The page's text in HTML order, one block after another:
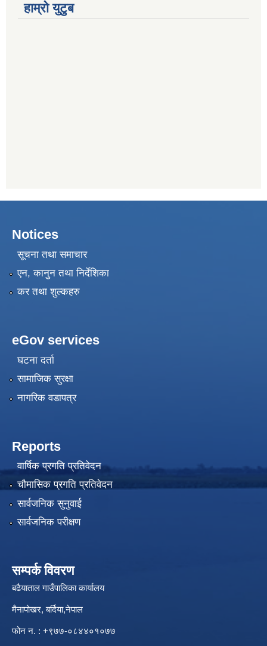
हाम्रो युटुब
Notices
सूचना तथा समाचार
एन, कानुन तथा निर्देशिका
कर तथा शुल्कहरु
eGov services
घटना दर्ता
सामाजिक सुरक्षा
नागरिक वडापत्र
Reports
वार्षिक प्रगति प्रतिवेदन
चौमासिक प्रगति प्रतिवेदन
सार्वजनिक सुनुवाई
सार्वजनिक परीक्षण
सम्पर्क विवरण
बढैयाताल गाउँपालिका कार्यालय
मैनापोखर, बर्दिया,नेपाल
फोन न. : +९७७-०८४४०१०७७